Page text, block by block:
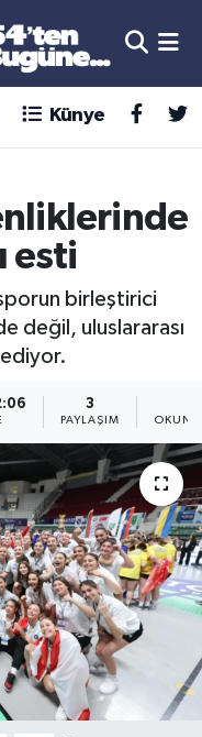
Künye
esti
birleştirici
değil, uluslararası
3
PAYLAŞIM